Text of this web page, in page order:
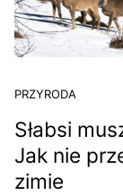
PRZYRODA
Słabsi
Jak nie
zimie